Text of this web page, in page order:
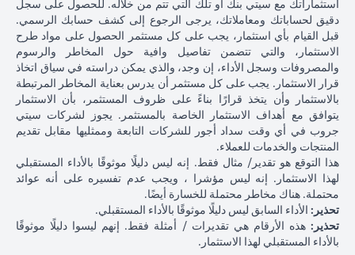
استثماراتك مع سيتي بنك أو تلك التي تتم من خلاله. للحصول على سجل
دقيق لحساباتك ومعاملاتك، يرجى الرجوع إلى كشف حسابك الرسمي.
قبل القيام بأي استثمار، يجب على كل مستثمر الحصول على مواد طرح
الاستثمار، والتي تتضمن تفاصيل وافية حول المخاطر والرسوم
والمصروفات وسجل الأداء، إن وجد، والذي يمكن دراسته في سياق اتخاذ
قرار الاستثمار. يجب على كل مستثمر أن يدرس بعناية المخاطر المرتبطة
بالاستثمار وأن يتخذ قرارًا بناءً على ظروف المستثمر، بأن الاستثمار
يتوافق مع أهداف الاستثمار الخاصة بالمستثمر. يجوز لشركات سيتي
جروب في أي وقت سداد أجور للشركات التابعة وممثليها مقابل تقديم
المنتجات والخدمات للعملاء.
هذا التوقع هو تقدير/ مثال فقط. إنه ليس دليلًا موثوقًا بالأداء المستقبلي
لهذا الاستثمار. إنه ليس مؤشرا ، ويجب عدم تفسيره على أنه عوائد
محتملة. هناك مخاطر محتملة للخسارة أيضًا.
تحذير: الأداء السابق ليس دليلًا موثوقًا بالأداء المستقبلي.
تحذير: هذه الأرقام هي تقديرات / أمثلة فقط. إنهم ليسوا دليلًا موثوقًا
بالأداء المستقبلي لهذا الاستثمار.